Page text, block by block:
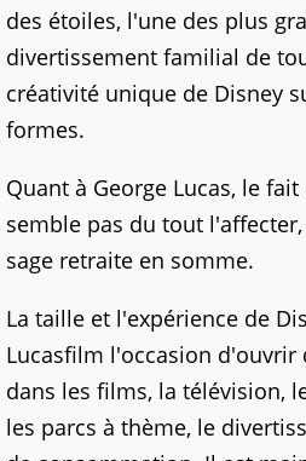
des étoiles, l'une des plus
divertissement familial de
créativité unique de Disney
formes.
Quant à George Lucas, le
semble pas du tout
sage retraite en somme.
La taille et l'expérience de
Lucasfilm l'occasion d'ouvrir
dans les films, la télévision,
les parcs à thème, le